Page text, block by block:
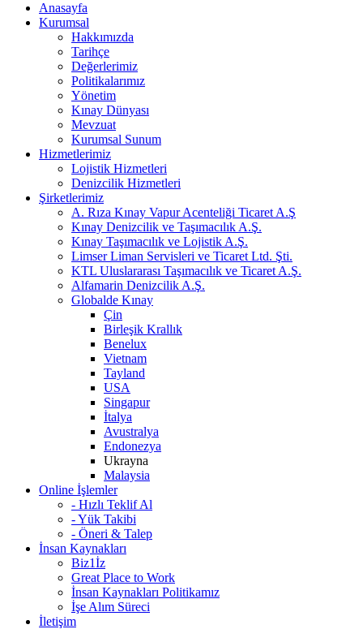
Anasayfa
Kurumsal
Hakkımızda
Tarihçe
Değerlerimiz
Politikalarımız
Yönetim
Kınay Dünyası
Mevzuat
Kurumsal Sunum
Hizmetlerimiz
Lojistik Hizmetleri
Denizcilik Hizmetleri
Şirketlerimiz
A. Rıza Kınay Vapur Acenteliği Ticaret A.Ş
Kınay Denizcilik ve Taşımacılık A.Ş.
Kınay Taşımacılık ve Lojistik A.Ş.
Limser Liman Servisleri ve Ticaret Ltd. Şti.
KTL Uluslararası Taşımacılık ve Ticaret A.Ş.
Alfamarin Denizcilik A.Ş.
Globalde Kınay
Çin
Birleşik Krallık
Benelux
Vietnam
Tayland
USA
Singapur
İtalya
Avustralya
Endonezya
Ukrayna
Malaysia
Online İşlemler
- Hızlı Teklif Al
- Yük Takibi
- Öneri & Talep
İnsan Kaynakları
Biz1İz
Great Place to Work
İnsan Kaynakları Politikamız
İşe Alım Süreci
İletişim